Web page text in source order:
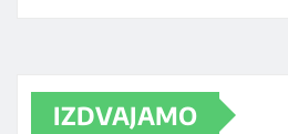
IZDVAJAMO